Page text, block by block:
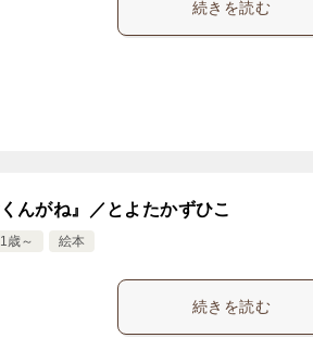
続きを読む
んがね』／とよたかずひこ
歳～ 絵本
続きを読む